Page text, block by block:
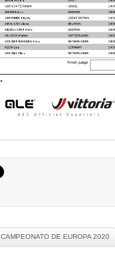
CAMPEONATO DE EUROPA 2020